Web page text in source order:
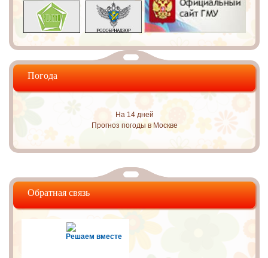
Погода
На 14 дней
Прогноз погоды в Москве
Обратная связь
Решаем вместе